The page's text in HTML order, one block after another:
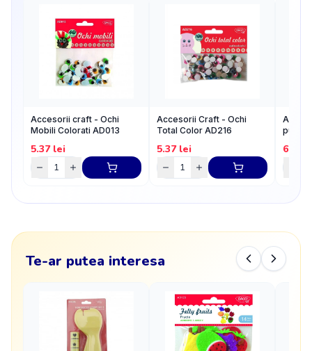
Accesorii craft - Ochi
Mobili Colorati AD013
5.37lei
Accesorii Craft - Ochi
Total Color AD216
5.37lei
pupila
6.27
Te-ar putea interesa